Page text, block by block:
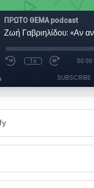
ΠΡΩΤΟ ΘΕΜΑ podcast
1x 00:00
SUBSCRIBE